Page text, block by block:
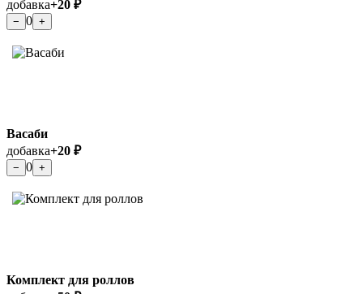
добавка+20 ₽
− 0 +
Васаби
добавка+20 ₽
− 0 +
Комплект для роллов